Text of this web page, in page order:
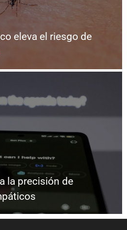
eleva el riesgo de
la precisión de